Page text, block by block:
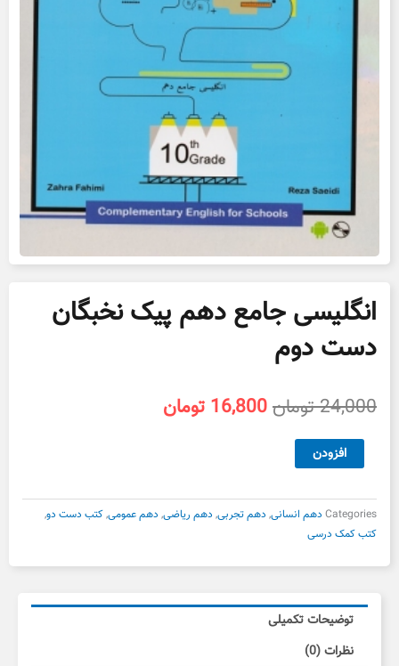
انگلیسی جامع دهم پیک نخبگان
دست دوم
24,000تومانقیمت
16,800 تومان
انگلیسی
جامع
پیک
نخبگان
دست
دوم
افزودن
Categories دهم انسانی, دهم تجربی, دهم ریاضی, دهم عمومی,کتب دست دو,
کتب کمک درسی
توضیحات تکمیلی
نظرات (0)